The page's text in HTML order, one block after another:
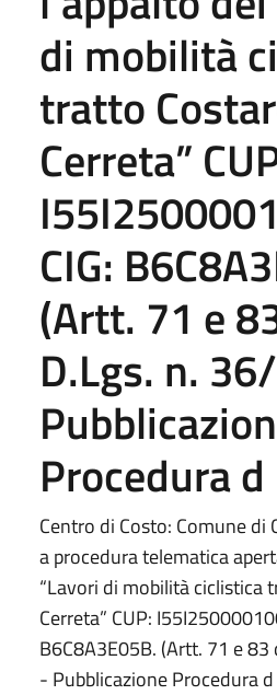
di mobilità
tratto
Cerreta”
CIG:
(Artt. 71 e
D.Lgs. n.
Procedura d
Centro di Costo: Comune di
a procedura telematica
“Lavori di mobilità ciclistica
Cerreta” CUP:
B6C8A3E05B. (Artt. 71 e
- Pubblicazione Procedura d